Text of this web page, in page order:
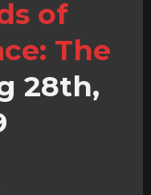
of
The
28th,